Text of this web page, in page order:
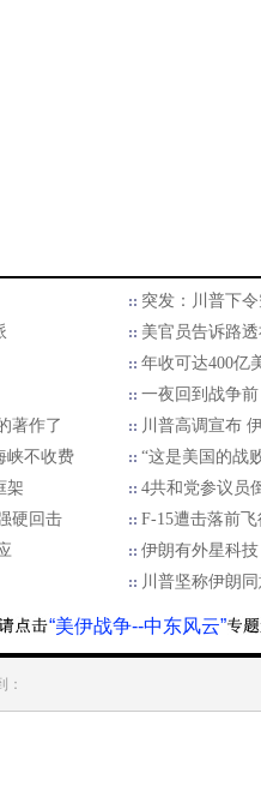
突发：川普下
美官员告诉路
年收可达400亿
一夜回到战争
著作了
川普高调宣布
峡不收费
“这是美国的战
架
4共和党参议员
硬回击
F-15遭击落前
伊朗有外星科
川普坚称伊朗
“美伊战争--中东风云”
：